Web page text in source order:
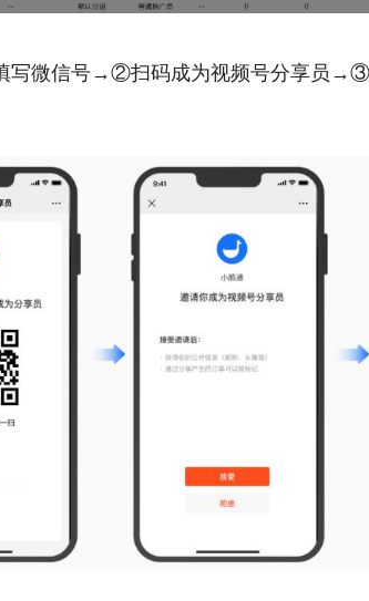
写微信号→②扫码成为视频号分享员→③